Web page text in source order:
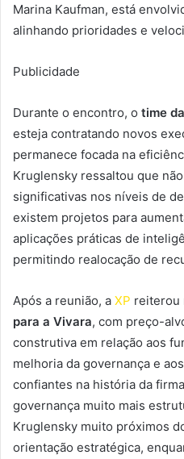
Marina Kaufman, está
alinhando prioridades e
Publicidade
Durante o encontro, o time
esteja contratando novos
permanece focada na
Kruglensky ressaltou que
significativas nos níveis de
existem projetos para
aplicações práticas de
permitindo realocação de
Após a reunião, a XP reiterou
para a Vivara, com preço-
construtiva em relação aos
melhoria da governança e
confiantes na história da
governança muito mais
Kruglensky muito próximos
orientação estratégica,